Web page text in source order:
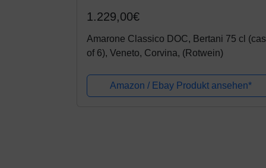
1.229,00€
Amarone Classico DOC, Bertani 75 cl
of 6), Veneto, Corvina, (Rotwein)
Amazon / Ebay Produkt ansehen*